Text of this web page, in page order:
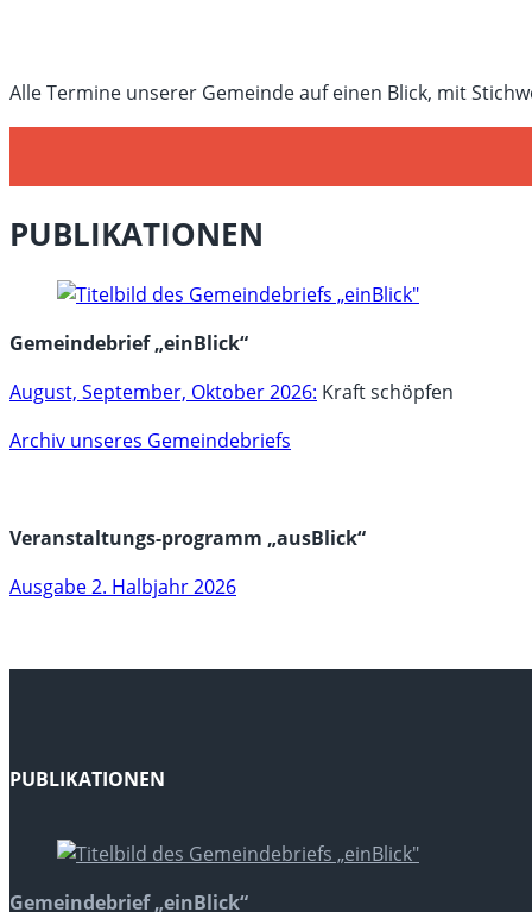
Alle Termine unserer Gemeinde auf einen Blick, mit
PUBLIKATIONEN
Gemeindebrief „einBlick“
August, September, Oktober 2026: Kraft schöpfen
Archiv unseres Gemeindebriefs
Veranstaltungs-programm „ausBlick“
Ausgabe 2. Halbjahr 2026
PUBLIKATIONEN
Gemeindebrief „einBlick“